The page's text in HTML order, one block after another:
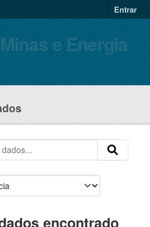
Entrar
e Energia
encontrado